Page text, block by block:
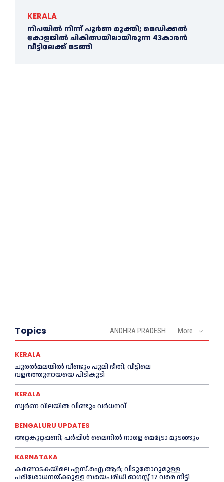
KERALA
നിപയില്‍ നിന്ന് പൂര്‍ണ മുക്തി; മെഡിക്കല്‍
കോളജില്‍ ചികിത്സയിലായിരുന്ന 43കാരന്‍
വീട്ടിലേക്ക് മടങ്ങി
Topics ANDHRA PRADESH More
KERALA
ചൂരല്‍മലയില്‍ വീണ്ടും പുലി ഭീതി; വീട്ടിലെ
വളര്‍ത്തുനായയെ പിടികൂടി
KERALA
സ്വർണ വിലയില്‍ വീണ്ടും വർധനവ്
BENGALURU UPDATES
അറ്റകുറ്റപ്പണി; പർപ്പിൾ ലൈനില്‍ നാളെ മെട്രോ മുടങ്ങും
KARNATAKA
കർണാടകയിലെ എസ്.ഐ.ആർ; വീടുതോറുമുള്ള
പരിശോധനയ്ക്കുള്ള സമയപരിധി ഓഗസ്റ്റ് 17 വരെ നീട്ടി